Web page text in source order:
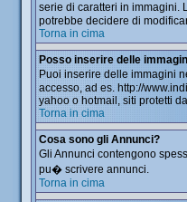
serie di caratteri in immagini.
potrebbe decidere di
Torna in cima
Posso inserire delle
Puoi inserire delle immagini
accesso, ad es. http://
yahoo o hotmail, siti protetti
Torna in cima
Cosa sono gli Annunci?
Gli Annunci contengono
pu� scrivere annunci.
Torna in cima